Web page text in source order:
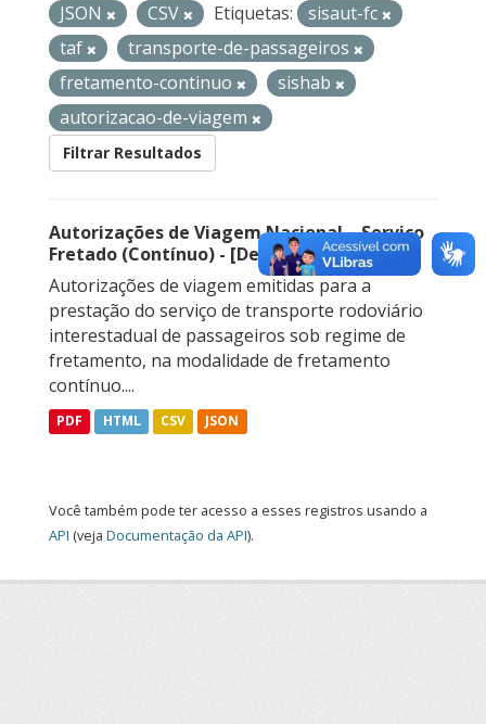
JSON
CSV Etiquetas:
sisaut-fc
taf
transporte-de-passageiros
fretamento-continuo
sishab
autorizacao-de-viagem
Filtrar Resultados
Autorizações de Viagem Nacional – Serviço
Fretado (Contínuo) - [Descontinuado]
Autorizações de viagem emitidas para a
prestação do serviço de transporte rodoviário
interestadual de passageiros sob regime de
fretamento, na modalidade de fretamento
contínuo....
PDF HTML CSV JSON
Você também pode ter acesso a esses registros usando a
API (veja Documentação da API).